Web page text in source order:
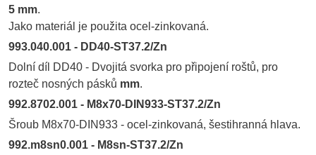
5 mm.
Jako materiál je použita ocel-zinkovaná.
993.040.001 - DD40-ST37.2/Zn
Dolní díl DD40 - Dvojitá svorka pro připojení roštů, pro
rozteč nosných pásků mm.
992.8702.001 - M8x70-DIN933-ST37.2/Zn
Šroub M8x70-DIN933 - ocel-zinkovaná, šestihranná hlava.
992.m8sn0.001 - M8sn-ST37.2/Zn